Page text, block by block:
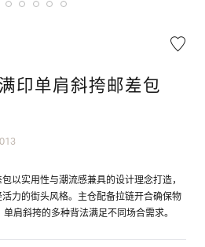
印单肩斜挎邮差包
以实用性与潮流感兼具的设计理念打造，
力的街头风格。主仓配备拉链开合确保物
肩斜挎的多种背法满足不同场合需求。